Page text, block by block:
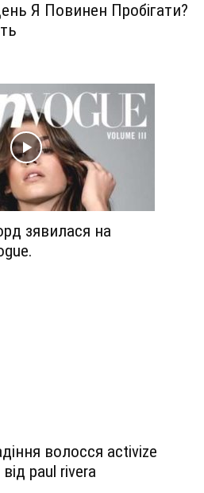
Я Повинен Пробігати?
зявилася на
волосся activize
paul rivera